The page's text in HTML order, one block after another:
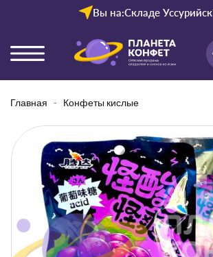
Вы на:Складе Уссурийск
Главная Конфеты кислые